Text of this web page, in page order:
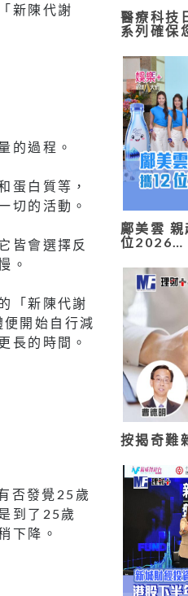
新陳代謝
的過程。
蛋白質等，
切的活動。
皆會選擇反
。
「新陳代謝
開始自行減
長的時間。
否發覺25歲
到了25歲
下降。
醫療科技
系列確保
鄺美雲
位2026…
按揭奇難